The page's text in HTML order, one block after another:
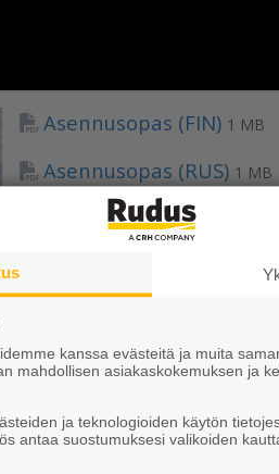
Asennusopas (FIN) 1 MB
Asennusopas (RUS) 1 MB
Installation Guide
1
kanssa evästeitä ja muita
mahdollisen asiakaskokemuksen ja
ja teknologioiden käytön
antaa suostumuksesi valikoiden